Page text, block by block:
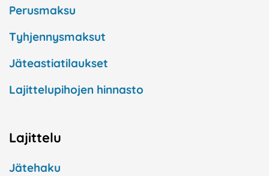
Perusmaksu
Tyhjennysmaksut
Jäteastiatilaukset
Lajittelupihojen hinnasto
Lajittelu
Jätehaku